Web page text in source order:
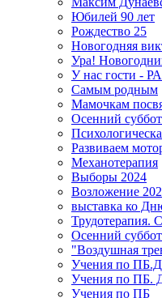
Юбилей 90 лет
Рождество 25
Новогодняя
Ура!
У нас гости -
Самым родным
Мамочкам
Осенний
Развиваем
Механотерапия
Выборы 2024
Возложение
выставка ко
Трудотерапия.
Осенний
"Воздушная
Учения по
Учения по ПБ.
Учения по ПБ